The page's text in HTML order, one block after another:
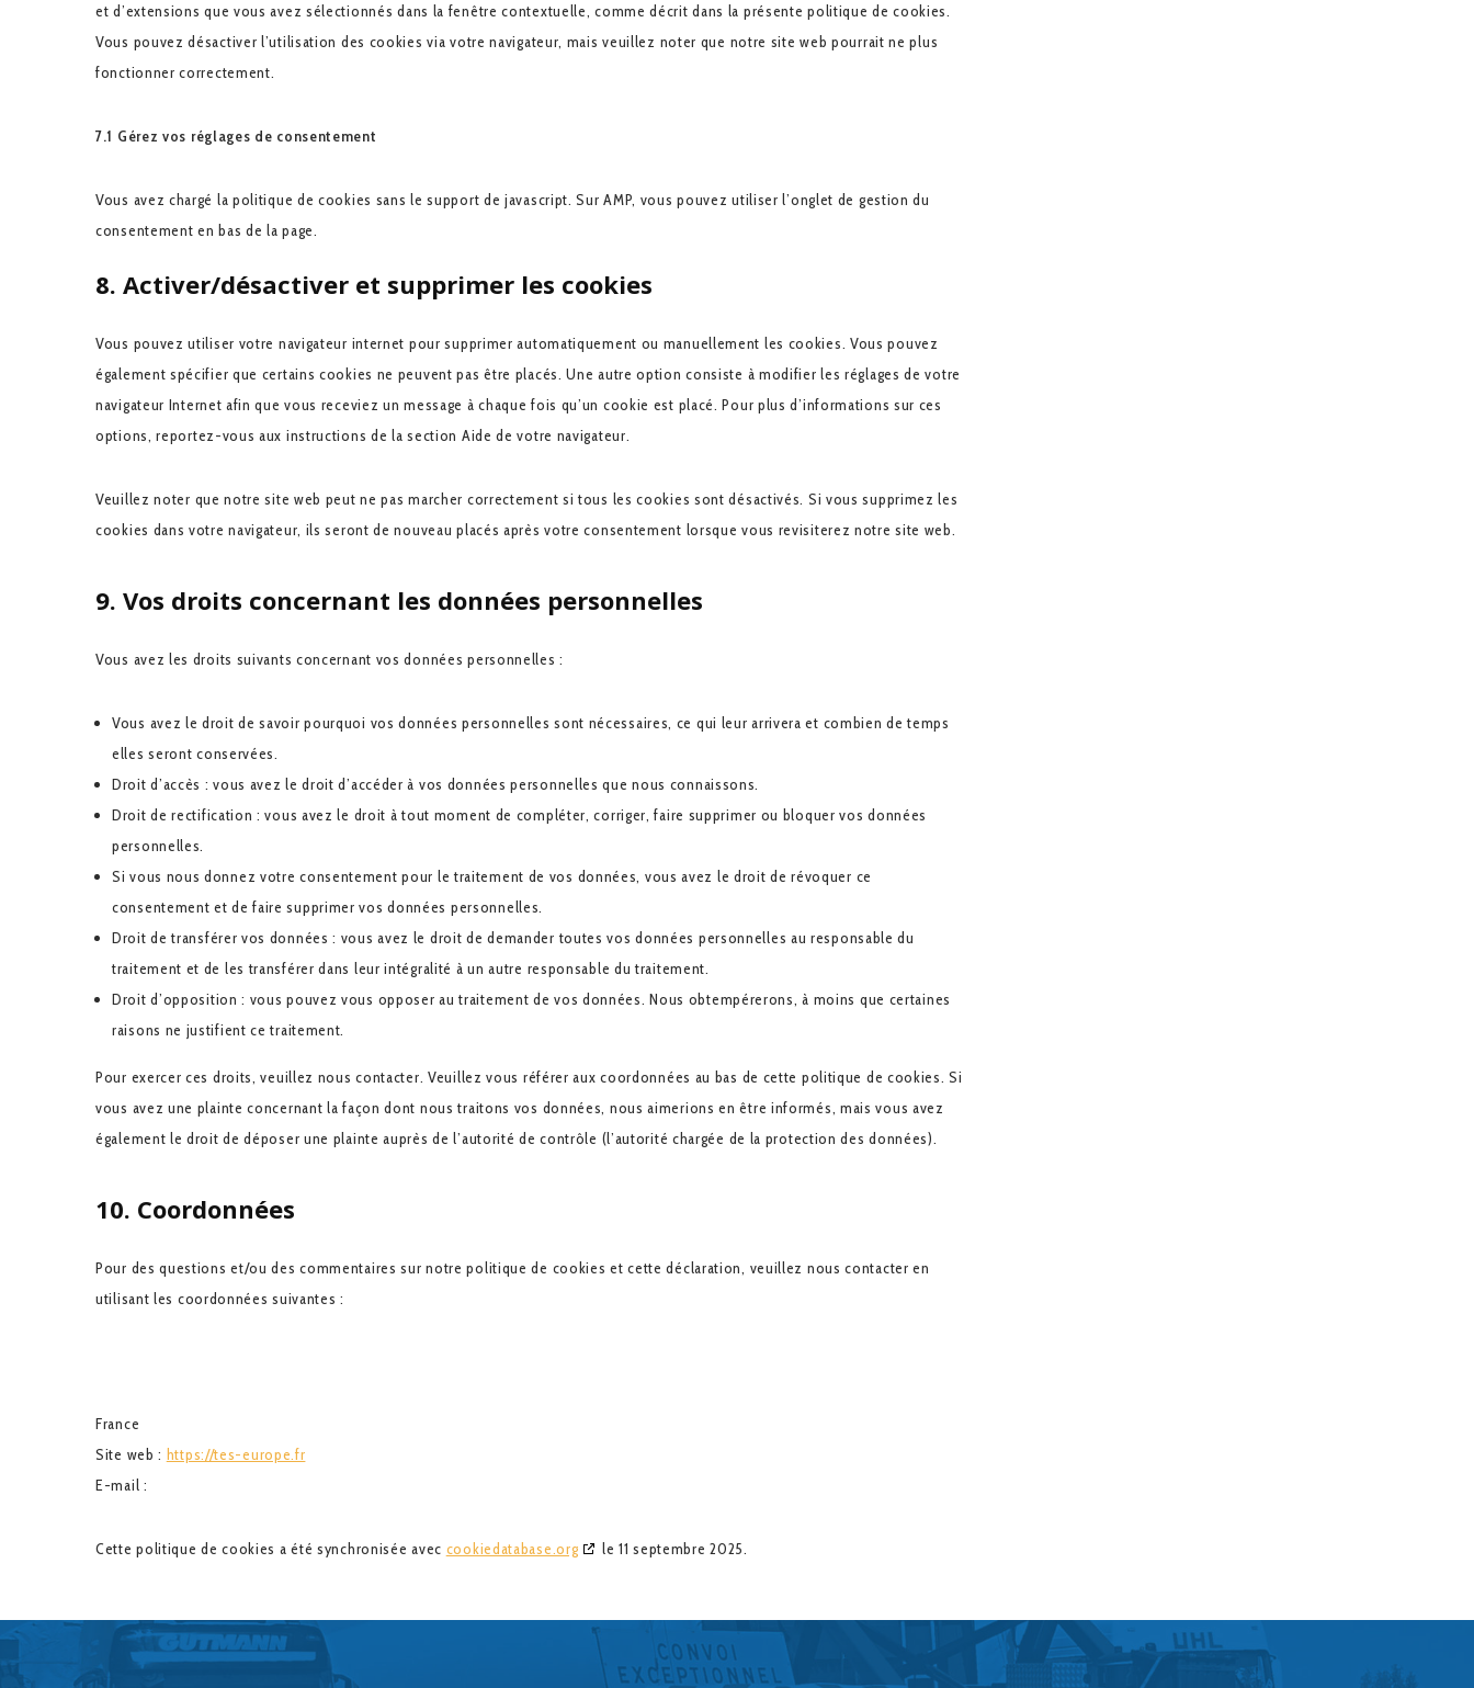
et d’extensions que vous avez sélectionnés dans la fenêtre contextuelle, comme décrit dans la présente politique de cookies.
Vous pouvez désactiver l’utilisation des cookies via votre navigateur, mais veuillez noter que notre site web pourrait ne plus
fonctionner correctement.
7.1 Gérez vos réglages de consentement
Vous avez chargé la politique de cookies sans le support de javascript. Sur AMP, vous pouvez utiliser l’onglet de gestion du
consentement en bas de la page.
8. Activer/désactiver et supprimer les cookies
Vous pouvez utiliser votre navigateur internet pour supprimer automatiquement ou manuellement les cookies. Vous pouvez
également spécifier que certains cookies ne peuvent pas être placés. Une autre option consiste à modifier les réglages de votre
navigateur Internet afin que vous receviez un message à chaque fois qu’un cookie est placé. Pour plus d’informations sur ces
options, reportez-vous aux instructions de la section Aide de votre navigateur.
Veuillez noter que notre site web peut ne pas marcher correctement si tous les cookies sont désactivés. Si vous supprimez les
cookies dans votre navigateur, ils seront de nouveau placés après votre consentement lorsque vous revisiterez notre site web.
9. Vos droits concernant les données personnelles
Vous avez les droits suivants concernant vos données personnelles :
Vous avez le droit de savoir pourquoi vos données personnelles sont nécessaires, ce qui leur arrivera et combien de temps
elles seront conservées.
Droit d’accès : vous avez le droit d’accéder à vos données personnelles que nous connaissons.
Droit de rectification : vous avez le droit à tout moment de compléter, corriger, faire supprimer ou bloquer vos données
personnelles.
Si vous nous donnez votre consentement pour le traitement de vos données, vous avez le droit de révoquer ce
consentement et de faire supprimer vos données personnelles.
Droit de transférer vos données : vous avez le droit de demander toutes vos données personnelles au responsable du
traitement et de les transférer dans leur intégralité à un autre responsable du traitement.
Droit d’opposition : vous pouvez vous opposer au traitement de vos données. Nous obtempérerons, à moins que certaines
raisons ne justifient ce traitement.
Pour exercer ces droits, veuillez nous contacter. Veuillez vous référer aux coordonnées au bas de cette politique de cookies. Si
vous avez une plainte concernant la façon dont nous traitons vos données, nous aimerions en être informés, mais vous avez
également le droit de déposer une plainte auprès de l’autorité de contrôle (l’autorité chargée de la protection des données).
10. Coordonnées
Pour des questions et/ou des commentaires sur notre politique de cookies et cette déclaration, veuillez nous contacter en
utilisant les coordonnées suivantes :
France
Site web : https://tes-europe.fr
E-mail :
Cette politique de cookies a été synchronisée avec cookiedatabase.org le 11 septembre 2025.